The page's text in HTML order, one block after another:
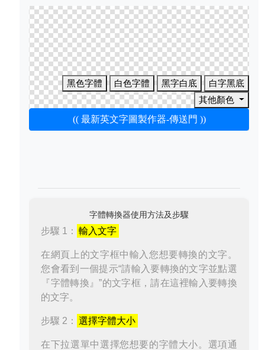
黑色字體 白色字體 黑字白底
白字黑底
其他顏色
(( 最新英文字圖製作器-傳送門 ))
字體轉換器使用方法及步驟
步驟 1： 輸入文字
在網頁上的文字框中輸入您想要轉換的文字。
您會看到一個提示“請輸入要轉換的文字並點選
『字體轉換』”的文字框，請在這裡輸入要轉換
的文字。
步驟 2： 選擇字體大小
在下拉選單中選擇您想要的字體大小。選項通